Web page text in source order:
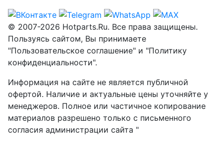
© 2007-2026 Hotparts.Ru. Все права защищены.
Пользуясь сайтом, Вы принимаете
"Пользовательское соглашение" и "Политику
конфиденциальности".
Информация на сайте не является публичной
офертой. Наличие и актуальные цены уточняйте у
менеджеров. Полное или частичное копирование
материалов разрешено только с письменного
согласия администрации сайта "